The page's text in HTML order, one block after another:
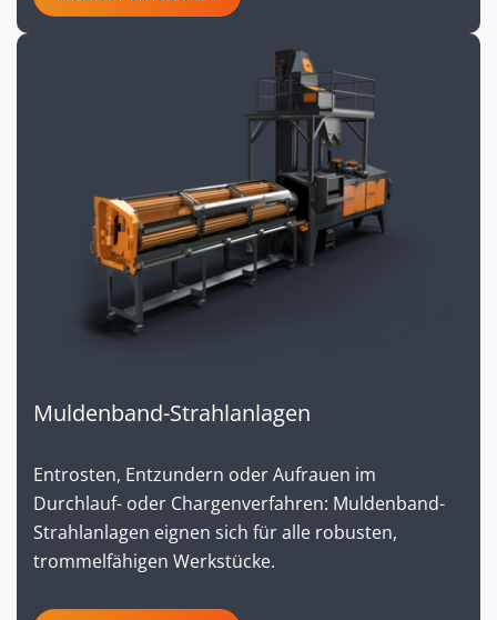
Muldenband-Strahlanlagen
Entrosten, Entzundern oder Aufrauen im
Durchlauf- oder Chargenverfahren: Muldenband-
Strahlanlagen eignen sich für alle robusten,
trommelfähigen Werkstücke.